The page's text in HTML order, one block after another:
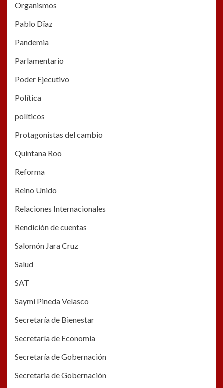
Organismos
Pablo Dïaz
Pandemia
Parlamentario
Poder Ejecutivo
Política
políticos
Protagonistas del cambio
Quintana Roo
Reforma
Reino Unido
Relaciones Internacionales
Rendición de cuentas
Salomón Jara Cruz
Salud
SAT
Saymi Pineda Velasco
Secretaría de Bienestar
Secretaría de Economía
Secretaría de Gobernación
Secretaria de Gobernación